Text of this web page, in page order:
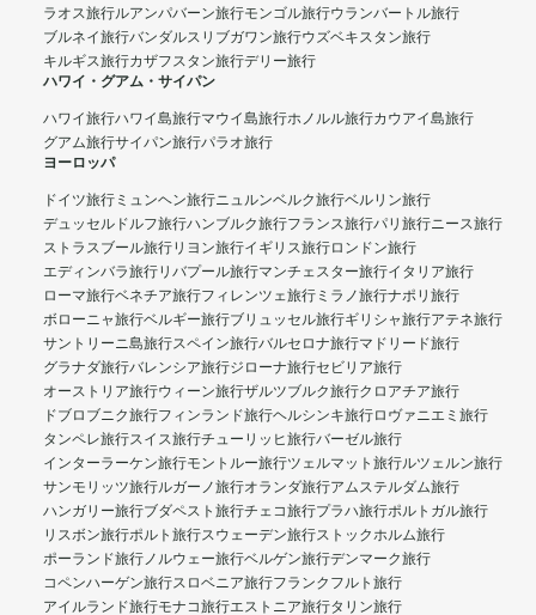
ラオス旅行ルアンパバーン旅行モンゴル旅行ウランバートル旅行
ブルネイ旅行バンダルスリブガワン旅行ウズベキスタン旅行
キルギス旅行カザフスタン旅行デリー旅行
ハワイ・グアム・サイパン
ハワイ旅行ハワイ島旅行マウイ島旅行ホノルル旅行カウアイ島旅行
グアム旅行サイパン旅行パラオ旅行
ヨーロッパ
ドイツ旅行 ミュンヘン旅行ニュルンベルク旅行ベルリン旅行
デュッセルドルフ旅行ハンブルク旅行フランス旅行パリ旅行ニース旅行
ストラスブール旅行リヨン旅行イギリス旅行ロンドン旅行
エディンバラ旅行リバプール旅行マンチェスター旅行イタリア旅行
ローマ旅行ベネチア旅行フィレンツェ旅行 ミラノ旅行ナポリ旅行
ボローニャ旅行ベルギー旅行ブリュッセル旅行ギリシャ旅行アテネ旅行
サントリーニ島旅行スペイン旅行バルセロナ旅行マドリード旅行
グラナダ旅行バレンシア旅行ジローナ旅行セビリア旅行
オーストリア旅行ウィーン旅行ザルツブルク旅行クロアチア旅行
ドブロブニク旅行フィンランド旅行ヘルシンキ旅行ロヴァニエミ旅行
タンペレ旅行スイス旅行チューリッヒ旅行バーゼル旅行
インターラーケン旅行モントルー旅行ツェルマット旅行ルツェルン旅行
サンモリッツ旅行ルガーノ旅行オランダ旅行アムステルダム旅行
ハンガリー旅行ブダペスト旅行チェコ旅行プラハ旅行ポルトガル旅行
リスボン旅行ポルト旅行スウェーデン旅行ストックホルム旅行
ポーランド旅行ノルウェー旅行ベルゲン旅行デンマーク旅行
コペンハーゲン旅行スロベニア旅行フランクフルト旅行
アイルランド旅行モナコ旅行エストニア旅行タリン旅行